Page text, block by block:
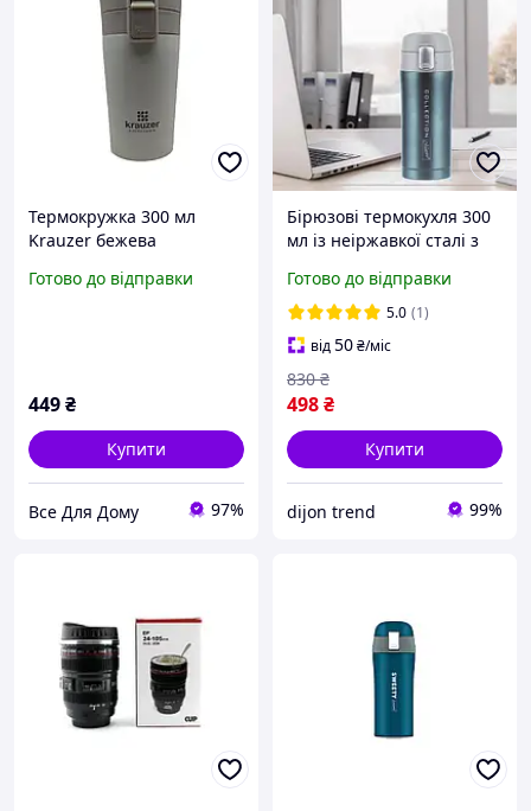
Термокружка 300 мл
Krauzer бежева
88-300 Beige
Готово до відправки
449₴
Купити
Все Для Дому 97%
Бірюзові термокухля 300
мл із неіржавкої сталі з
1641-32-BLUE
Готово до відправки
5.0 (1)
від50₴/міс
498₴
830 ₴
Купити
dijon trend 99%